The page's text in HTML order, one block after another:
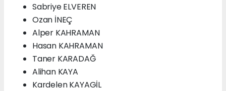
Sabriye ELVEREN
Ozan İNEÇ
Alper KAHRAMAN
Hasan KAHRAMAN
Taner KARADAĞ
Alihan KAYA
Kardelen KAYAGİL